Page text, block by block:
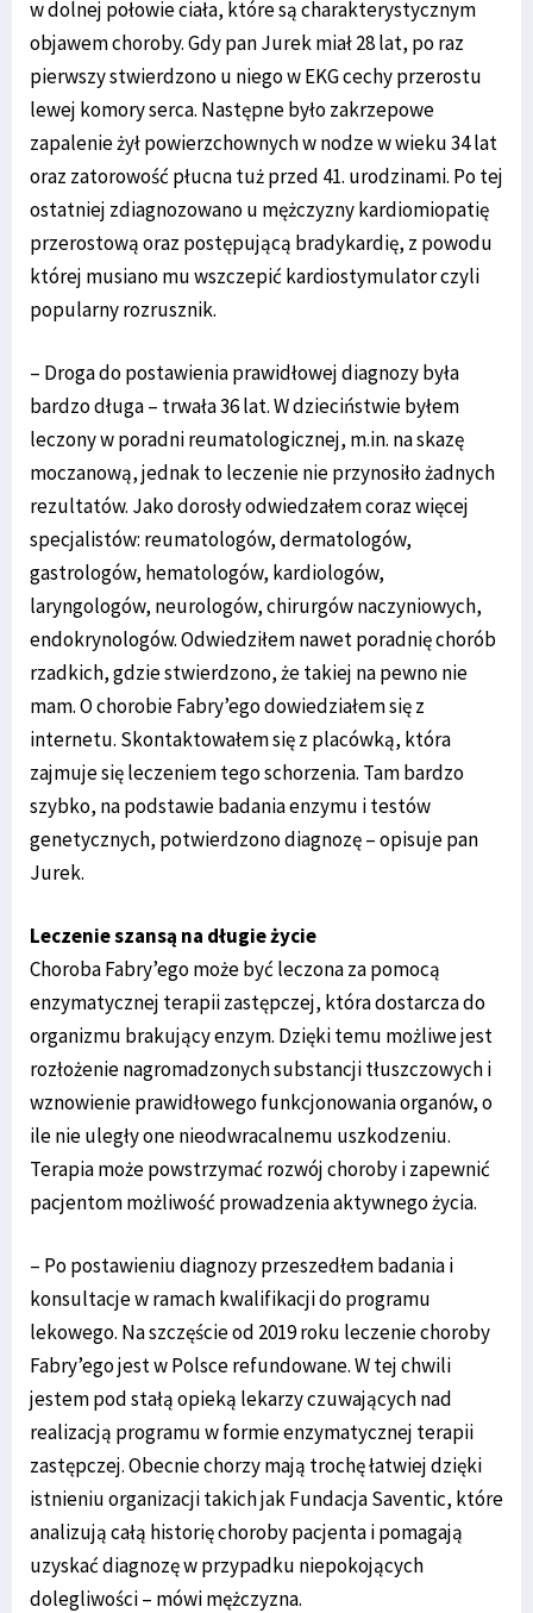
w dolnej połowie ciała, które są charakterystycznym
objawem choroby. Gdy pan Jurek miał 28 lat, po raz
pierwszy stwierdzono u niego w EKG cechy przerostu
lewej komory serca. Następne było zakrzepowe
zapalenie żył powierzchownych w nodze w wieku 34 lat
oraz zatorowość płucna tuż przed 41. urodzinami. Po tej
ostatniej zdiagnozowano u mężczyzny kardiomiopatię
przerostową oraz postępującą bradykardię, z powodu
której musiano mu wszczepić kardiostymulator czyli
popularny rozrusznik.
– Droga do postawienia prawidłowej diagnozy była
bardzo długa – trwała 36 lat. W dzieciństwie byłem
leczony w poradni reumatologicznej, m.in. na skazę
moczanową, jednak to leczenie nie przynosiło żadnych
rezultatów. Jako dorosły odwiedzałem coraz więcej
specjalistów: reumatologów, dermatologów,
gastrologów, hematologów, kardiologów,
laryngologów, neurologów, chirurgów naczyniowych,
endokrynologów. Odwiedziłem nawet poradnię chorób
rzadkich, gdzie stwierdzono, że takiej na pewno nie
mam. O chorobie Fabry’ego dowiedziałem się z
internetu. Skontaktowałem się z placówką, która
zajmuje się leczeniem tego schorzenia. Tam bardzo
szybko, na podstawie badania enzymu i testów
genetycznych, potwierdzono diagnozę – opisuje pan
Jurek.
Leczenie szansą na długie życie
Choroba Fabry’ego może być leczona za pomocą
enzymatycznej terapii zastępczej, która dostarcza do
organizmu brakujący enzym. Dzięki temu możliwe jest
rozłożenie nagromadzonych substancji tłuszczowych i
wznowienie prawidłowego funkcjonowania organów, o
ile nie uległy one nieodwracalnemu uszkodzeniu.
Terapia może powstrzymać rozwój choroby i zapewnić
pacjentom możliwość prowadzenia aktywnego życia.
– Po postawieniu diagnozy przeszedłem badania i
konsultacje w ramach kwalifikacji do programu
lekowego. Na szczęście od 2019 roku leczenie choroby
Fabry’ego jest w Polsce refundowane. W tej chwili
jestem pod stałą opieką lekarzy czuwających nad
realizacją programu w formie enzymatycznej terapii
zastępczej. Obecnie chorzy mają trochę łatwiej dzięki
istnieniu organizacji takich jak Fundacja Saventic, które
analizują całą historię choroby pacjenta i pomagają
uzyskać diagnozę w przypadku niepokojących
dolegliwości – mówi mężczyzna.